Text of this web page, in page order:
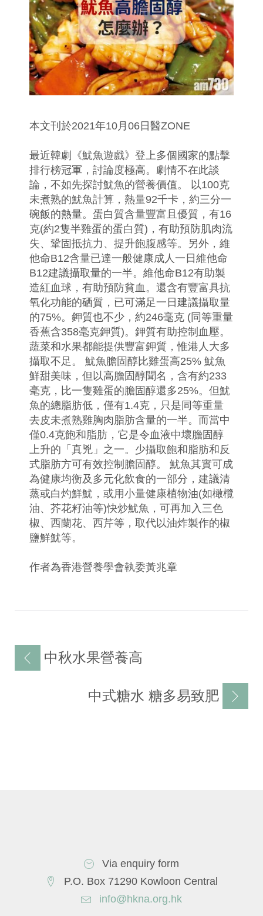
本文刊於2021年10月06日醫ZONE
最近韓劇《魷魚遊戲》登上多個國家的點擊
排行榜冠軍，討論度極高。劇情不在此談
論，不如先探討魷魚的營養價值。 以100克
未煮熟的魷魚計算，熱量92千卡，約三分一
碗飯的熱量。蛋白質含量豐富且優質，有16
克(約2隻半雞蛋的蛋白質)，有助預防肌肉流
失、鞏固抵抗力、提升飽腹感等。另外，維
他命B12含量已達一般健康成人一日維他命
B12建議攝取量的一半。維他命B12有助製
造紅血球，有助預防貧血。還含有豐富具抗
氧化功能的硒質，已可滿足一日建議攝取量
的75%。鉀質也不少，約246毫克 (同等重量
香蕉含358毫克鉀質)。鉀質有助控制血壓。
蔬菜和水果都能提供豐富鉀質，惟港人大多
攝取不足。 魷魚膽固醇比雞蛋高25% 魷魚
鮮甜美味，但以高膽固醇聞名，含有約233
毫克，比一隻雞蛋的膽固醇還多25%。但魷
魚的總脂肪低，僅有1.4克，只是同等重量
去皮未煮熟雞胸肉脂肪含量的一半。而當中
僅0.4克飽和脂肪，它是令血液中壞膽固醇
上升的「真兇」之一。少攝取飽和脂肪和反
式脂肪方可有效控制膽固醇。 魷魚其實可成
為健康均衡及多元化飲食的一部分，建議清
蒸或白灼鮮魷，或用小量健康植物油(如橄欖
油、芥花籽油等)快炒魷魚，可再加入三色
椒、西蘭花、西芹等，取代以油炸製作的椒
鹽鮮魷等。
作者為香港營養學會執委黃兆章
文
章
中秋水果營養高
中式糖水 糖多易致肥
Via enquiry form
P.O. Box 71290 Kowloon Central
info@hkna.org.hk